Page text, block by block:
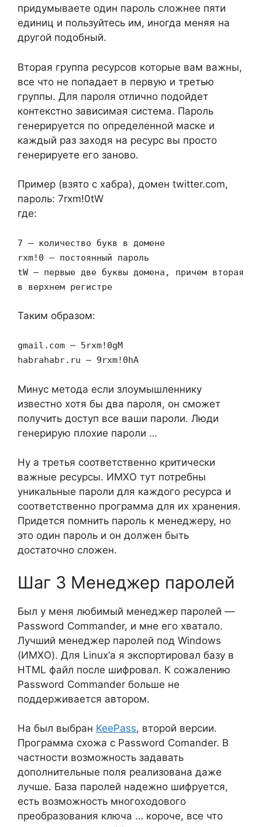
придумываете один пароль сложнее пяти
единиц и пользуйтесь им, иногда меняя на
другой подобный.
Вторая группа ресурсов которые вам важны,
все что не попадает в первую и третью
группы. Для пароля отлично подойдет
контекстно зависимая система. Пароль
генерируется по определенной маске и
каждый раз заходя на ресурс вы просто
генерируете его заново.
Пример (взято с хабра), домен twitter.com,
пароль: 7rxm!0tW
где:
7 — количество букв в домене
rxm!0 — постоянный пароль
tW — первые две буквы домена, причем вторая
в верхнем регистре
Таким образом:
gmail.com — 5rxm!0gM
habrahabr.ru — 9rxm!0hA
Минус метода если злоумышленнику
известно хотя бы два пароля, он сможет
получить доступ все ваши пароли. Люди
генерирую плохие пароли …
Ну а третья соответственно критически
важные ресурсы. ИМХО тут потребны
уникальные пароли для каждого ресурса и
соответственно программа для их хранения.
Придется помнить пароль к менеджеру, но
это один пароль и он должен быть
достаточно сложен.
Шаг 3 Менеджер паролей
Был у меня любимый менеджер паролей —
Password Commander, и мне его хватало.
Лучший менеджер паролей под Windows
(ИМХО). Для Linux’а я экспортировал базу в
HTML файл после шифровал. К сожалению
Password Commander больше не
поддерживается автором.
На был выбран KeePass, второй версии.
Программа схожа с Password Comander. В
частности возможность задавать
дополнительные поля реализована даже
лучше. База паролей надежно шифруется,
есть возможность многоходового
преобразования ключа … короче, все что